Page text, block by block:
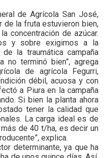
de Agrícola San José,
la fruta estuvieron bien,
concentración de azúcar.
y sobre exigimos a la
la traumática campaña
no terminó bien”, agrega
de agrícola Fegurri,
débil, acuosa y con
a Piura en la campaña
Si bien la planta ahora
tener la calidad que
La carga ideal es de
de 40 t/ha, es decir un
explica.
determinante, ya que ha